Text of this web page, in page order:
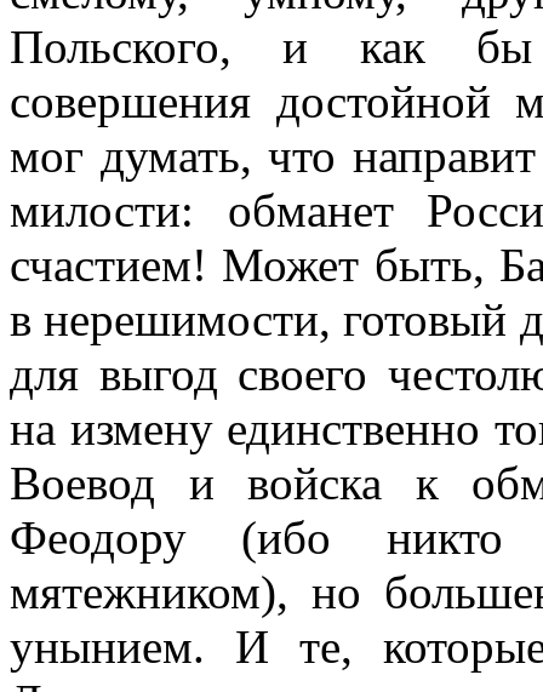
Польского, и как
совершения достойной
мог думать, что
милости: обманет
счастием! Может быть,
в нерешимости, готовый
для выгод своего
на измену единственно
Воевод и войска к
Феодору (ибо
мятежником), но
унынием. И те,